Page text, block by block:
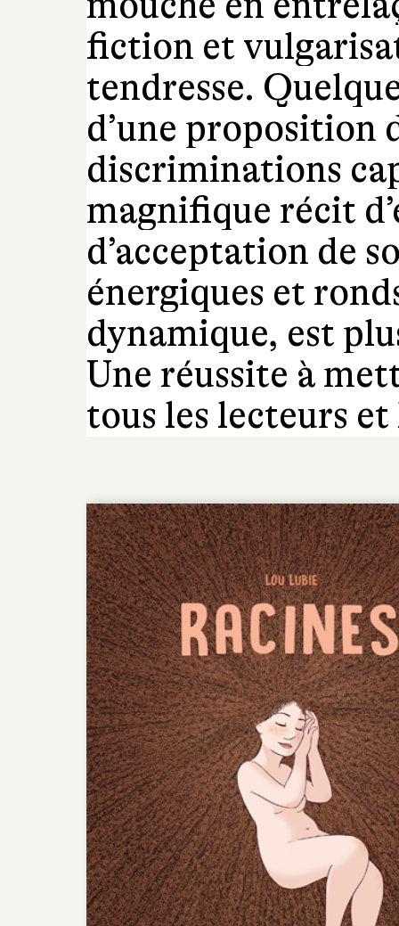
fiction et
tendresse.
d’une proposition
discriminations
magnifique récit
d’acceptation de
énergiques et
dynamique, est
Une réussite à
tous les lecteurs